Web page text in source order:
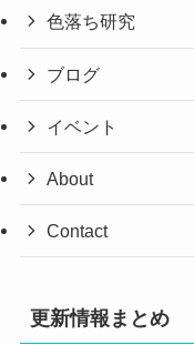
色落ち研究
ブログ
イベント
About
Contact
更新情報まとめ